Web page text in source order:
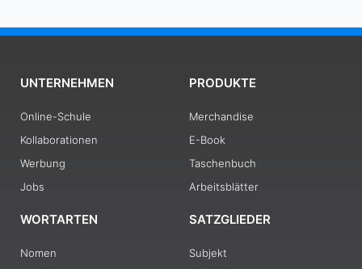
UNTERNEHMEN
Online-Schule
Kollaborationen
Werbung
Jobs
PRODUKTE
Merchandise
E-Book
Taschenbuch
Arbeitsblätter
WORTARTEN
Nomen
SATZGLIEDER
Subjekt